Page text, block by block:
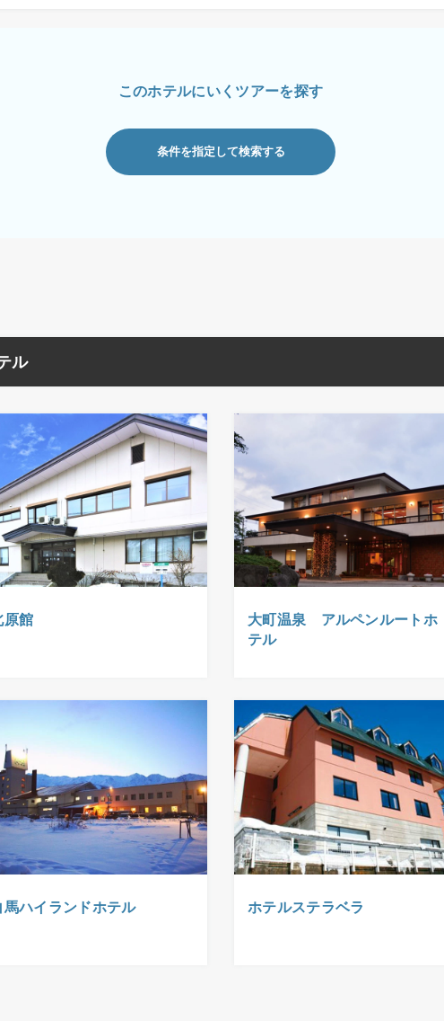
このホテルにいくツアーを探す
条件を指定して検索する
ル
原館
大町温泉 アルペンルートホ
テル
馬ハイランドホテル ホテルステラベラ